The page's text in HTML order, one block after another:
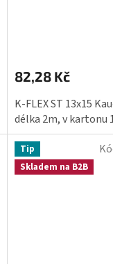
82,28 Kč
K-FLEX ST 13x15
délka 2m, v kartonu
Tip
Skladem na B2B